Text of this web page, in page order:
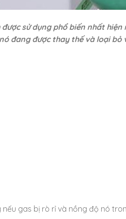
sử dụng phổ biến nhất
đang được thay thế và loại
gas bị rò rỉ và nồng độ nó